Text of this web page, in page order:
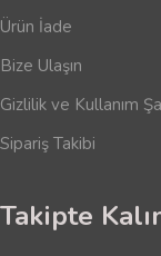
Ürün İade
Bize Ulaşın
Gizlilik ve Kullanım
Sipariş Takibi
Takipte